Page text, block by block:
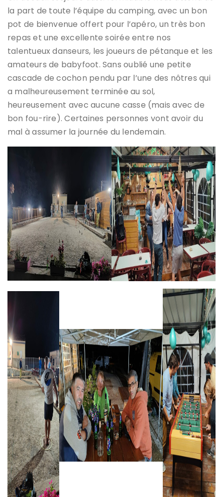
la part de toute l’équipe du camping, avec un bon
pot de bienvenue offert pour l’apéro, un très bon
repas et une excellente soirée entre nos
talentueux danseurs, les joueurs de pétanque et les
amateurs de babyfoot. Sans oublié une petite
cascade de cochon pendu par l’une des nôtres qui
a malheureusement terminée au sol,
heureusement avec aucune casse (mais avec de
bon fou-rire). Certaines personnes vont avoir du
mal à assumer la journée du lendemain.